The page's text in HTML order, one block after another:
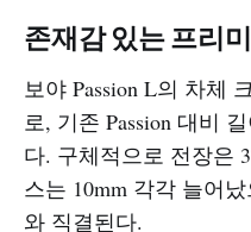
존재감 있는 프리
보야 Passion L의 차체
로, 기존 Passion 대비
다. 구체적으로 전장은
스는 10mm 각각 늘어
와 직결된다.